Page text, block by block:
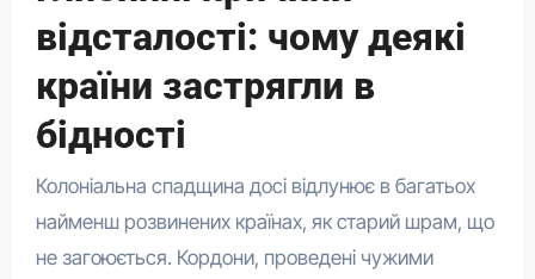
відсталості: чому деякі
країни застрягли в
бідності
Колоніальна спадщина досі відлунює в багатьох
найменш розвинених країнах, як старий шрам, що
не загоюється. Кордони, проведені чужими